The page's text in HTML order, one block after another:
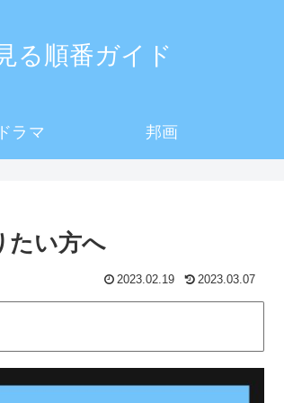
る順番ガイド
ラマ 邦画
たい方へ
2023.02.19 2023.03.07